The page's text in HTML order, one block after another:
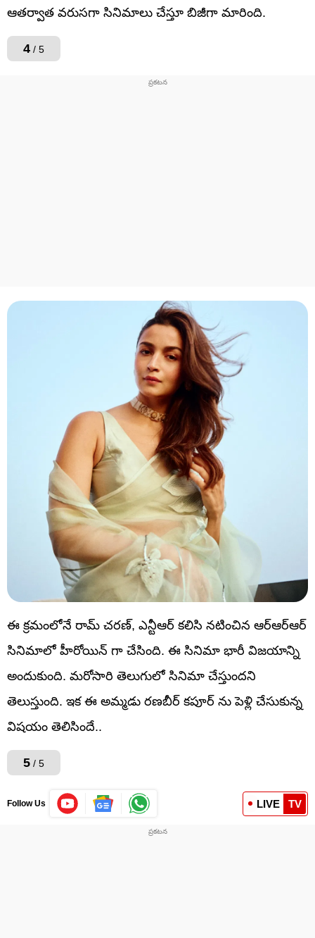
ఆతర్వాత వరుసగా సినిమాలు చేస్తూ బిజీగా మారింది.
4 / 5
ఈ క్రమంలోనే రామ్ చరణ్, ఎన్టీఆర్ కలిసి నటించిన ఆర్ఆర్ఆర్
సినిమాలో హీరోయిన్ గా చేసింది. ఈ సినిమా భారీ విజయాన్ని
అందుకుంది. మరోసారి తెలుగులో సినిమా చేస్తుందని
తెలుస్తుంది. ఇక ఈ అమ్మడు రణబీర్ కపూర్ ను పెళ్లి చేసుకున్న
విషయం తెలిసిందే..
5 / 5
Follow Us LIVE TV